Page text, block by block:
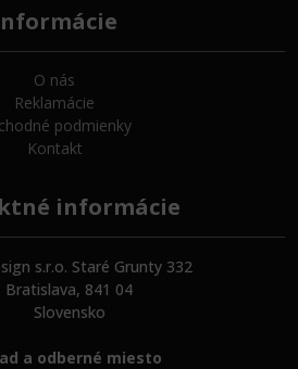
O nás
Reklamácie
podmienky
Kontakt
informácie
s.r.o. Staré Grunty 332
Bratislava, 841 04
Slovensko
a odberné miesto